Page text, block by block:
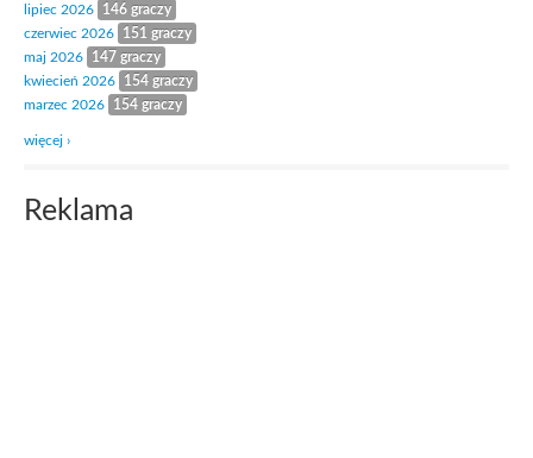
lipiec 2026
146 graczy
czerwiec 2026
151 graczy
maj 2026
147 graczy
kwiecień 2026
154 graczy
marzec 2026
154 graczy
więcej ›
Reklama